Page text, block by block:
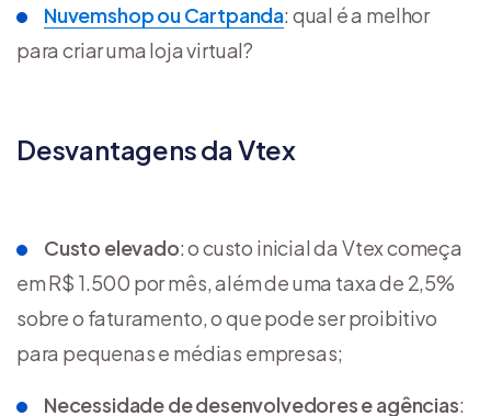
Nuvemshop ou Cartpanda: qual é a melhor
para criar uma loja virtual?
Desvantagens da Vtex
Custo elevado: o custo inicial da Vtex começa
em R$ 1.500 por mês, além de uma taxa de 2,5%
sobre o faturamento, o que pode ser proibitivo
para pequenas e médias empresas;
Necessidade de desenvolvedores e agências: